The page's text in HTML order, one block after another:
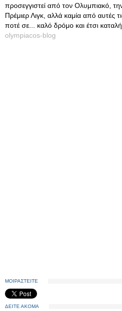
προσεγγιστεί από τον Ολυμπιακό,
Πρέμιερ Λιγκ, αλλά καμία από αυτές
ποτέ σε... καλό δρόμο και έτσι
olympiacos-blog
ΜΟΙΡΑΣΤΕΙΤΕ
ΔΕΙΤΕ ΑΚΟΜΑ